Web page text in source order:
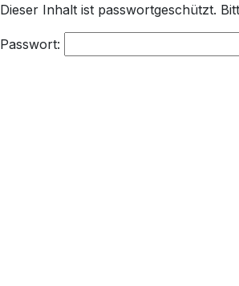
Dieser Inhalt ist passwortgeschützt.
Passwort: